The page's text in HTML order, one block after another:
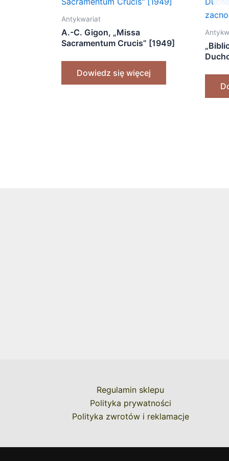
Antykwariat
A.-C. Gigon, „Missa
Sacramentum Crucis” [1949]
Dowiedz się więcej
Regulamin sklepu
Polityka prywatności
Polityka zwrotów i reklamacje